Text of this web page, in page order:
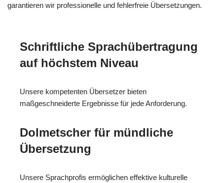
garantieren wir professionelle und fehlerfreie Übersetzungen.
Schriftliche Sprachübertragung
auf höchstem Niveau
Unsere kompetenten Übersetzer bieten
maßgeschneiderte Ergebnisse für jede Anforderung.
Dolmetscher für mündliche
Übersetzung
Unsere Sprachprofis ermöglichen effektive kulturelle